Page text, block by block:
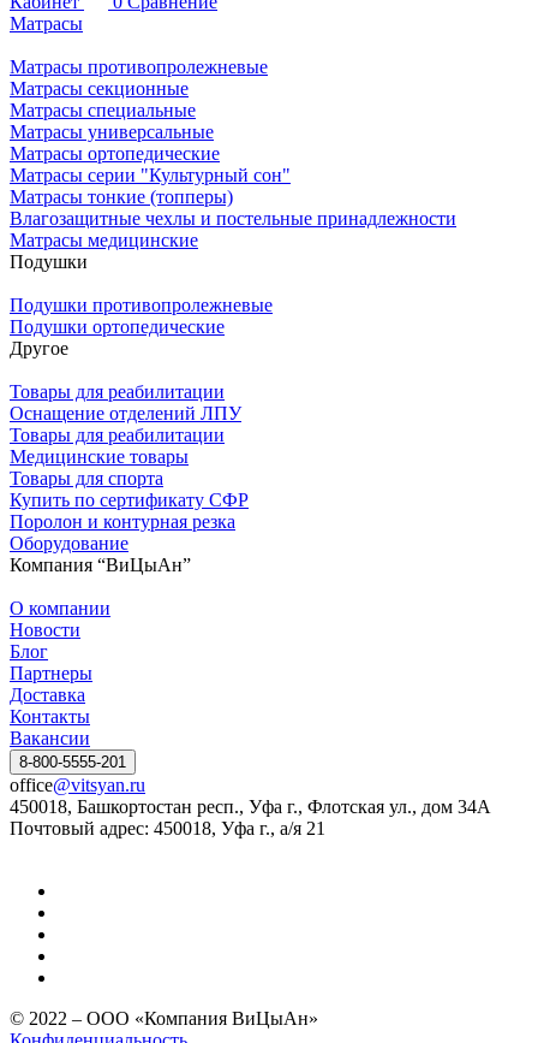
Матрасы
Матрасы противопролежневые
Матрасы секционные
Матрасы специальные
Матрасы универсальные
Матрасы ортопедические
Матрасы серии "Культурный сон"
Матрасы тонкие (топперы)
Влагозащитные чехлы и постельные принадлежности
Матрасы медицинские
Подушки
Подушки противопролежневые
Подушки ортопедические
Другое
Товары для реабилитации
Оснащение отделений ЛПУ
Товары для реабилитации
Медицинские товары
Товары для спорта
Купить по сертификату СФР
Поролон и контурная резка
Оборудование
Компания “ВиЦыАн”
О компании
Новости
Блог
Партнеры
Доставка
Контакты
Вакансии
8-800-5555-201
office@vitsyan.ru
450018, Башкортостан респ., Уфа г., Флотская ул., дом 34А
Почтовый адрес: 450018, Уфа г., а/я 21
© 2022 – ООО «Компания ВиЦыАн»